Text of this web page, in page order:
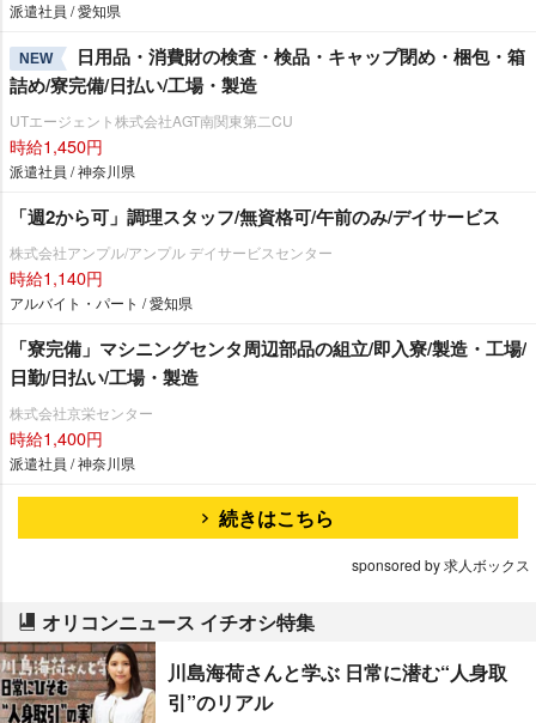
派遣社員 / 愛知県
NEW
日用品・消費財の検査・検品・キャップ閉め・梱包・箱
詰め/寮完備/日払い/工場・製造
UTエージェント株式会社AGT南関東第二CU
時給1,450円
派遣社員 / 神奈川県
「週2から可」調理スタッフ/無資格可/午前のみ/デイサービス
株式会社アンプル/アンプル デイサービスセンター
時給1,140円
アルバイト・パート / 愛知県
「寮完備」マシニングセンタ周辺部品の組立/即入寮/製造・工場/
日勤/日払い/工場・製造
株式会社京栄センター
時給1,400円
派遣社員 / 神奈川県
続きはこちら
sponsored by 求人ボックス
オリコンニュース イチオシ特集
川島海荷さんと学ぶ 日常に潜む“人身取
引”のリアル